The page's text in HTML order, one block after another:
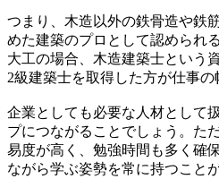
つまり、木造以外の鉄骨造や鉄
めた建築のプロとして認められ
大工の場合、木造建築士という
2級建築士を取得した方が仕事の
企業としても必要な人材として
プにつながることでしょう。た
易度が高く、勉強時間も多く確
ながら学ぶ姿勢を常に持つこと